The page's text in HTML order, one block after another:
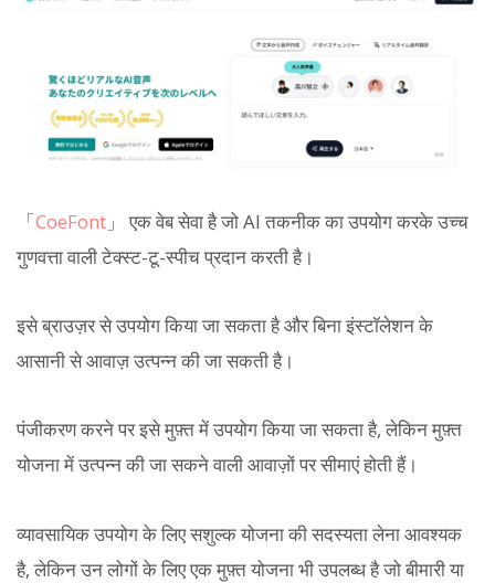
「CoeFont 」 एक वेब सेवा है जो AI तकनीक का उपयोग करके उच्च
गुणवत्ता वाली टेक्स्ट-टू-स्पीच प्रदान करती है।
इसे ब्राउज़र से उपयोग किया जा सकता है और बिना इंस्टॉलेशन के
आसानी से आवाज़ उत्पन्न की जा सकती है।
पंजीकरण करने पर इसे मुफ़्त में उपयोग किया जा सकता है, लेकिन मुफ़्त
योजना में उत्पन्न की जा सकने वाली आवाज़ों पर सीमाएं होती हैं।
व्यावसायिक उपयोग के लिए सशुल्क योजना की सदस्यता लेना आवश्यक
है, लेकिन उन लोगों के लिए एक मुफ़्त योजना भी उपलब्ध है जो बीमारी या